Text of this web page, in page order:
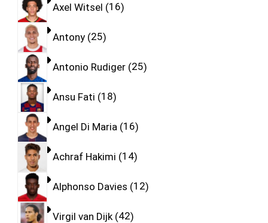
Axel Witsel 16
Antony 25
Antonio Rudiger 25
Ansu Fati 18
Angel Di Maria 16
Achraf Hakimi 14
Alphonso Davies 12
Virgil van Dijk 42